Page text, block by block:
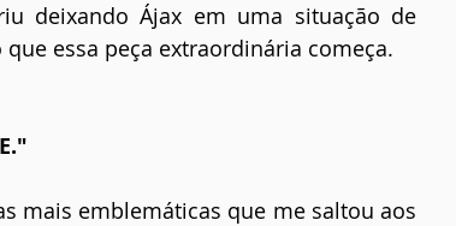
deixando Ájax em uma situação de
essa peça extraordinária começa.
mais emblemáticas que me saltou aos